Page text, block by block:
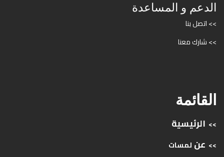
الدعم و المساعدة
>> اتصل بنا
>> شارك معنا
القائمة
>> الرئيسية
>> عن لمسات